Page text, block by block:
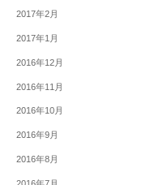
2017年2月
2017年1月
2016年12月
2016年11月
2016年10月
2016年9月
2016年8月